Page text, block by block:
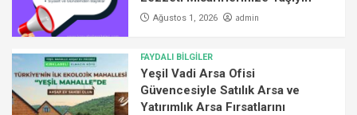
Ağustos 1, 2026 admin
FAYDALI BİLGİLER
Yeşil Vadi Arsa Ofisi
Güvencesiyle Satılık Arsa ve
Yatırımlık Arsa Fırsatlarını